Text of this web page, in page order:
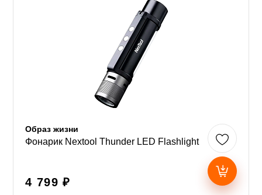
Образ жизни
Фонарик Nextool Thunder LED Flashlight
4 799 ₽